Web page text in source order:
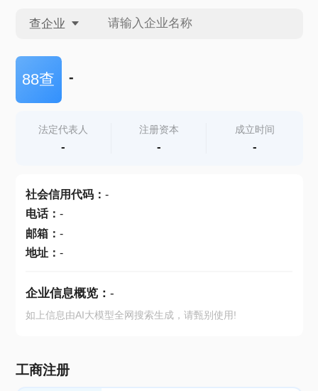
查企业
查企业
查产地
88查 -
法定代表人
-
注册资本
-
成立时间
-
社会信用代码： -
电话： -
邮箱： -
地址： -
企业信息概览： -
如上信息由AI大模型全网搜索生成，请甄别使用!
工商注册